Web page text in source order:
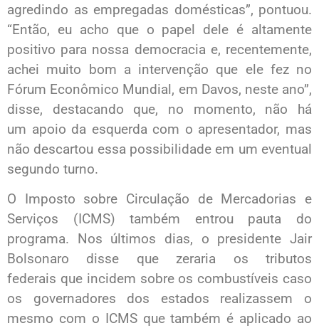
agredindo as empregadas domésticas”, pontuou.
“Então, eu acho que o papel dele é altamente
positivo para nossa democracia e, recentemente,
achei muito bom a intervenção que ele fez no
Fórum Econômico Mundial, em Davos, neste ano”,
disse, destacando que, no momento, não há
um apoio da esquerda com o apresentador, mas
não descartou essa possibilidade em um eventual
segundo turno.
O Imposto sobre Circulação de Mercadorias e
Serviços (ICMS) também entrou pauta do
programa. Nos últimos dias, o presidente Jair
Bolsonaro disse que zeraria os tributos
federais que incidem sobre os combustíveis caso
os governadores dos estados realizassem o
mesmo com o ICMS que também é aplicado ao